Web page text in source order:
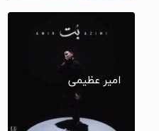
امیر عظیمی